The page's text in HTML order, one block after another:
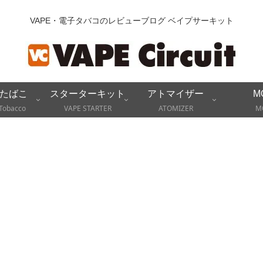
VAPE・電子タバコのレビューブログ ベイプサーキット
ばこ
スターターキット
VAPE STARTER
アトマイザー
ATOMIZER